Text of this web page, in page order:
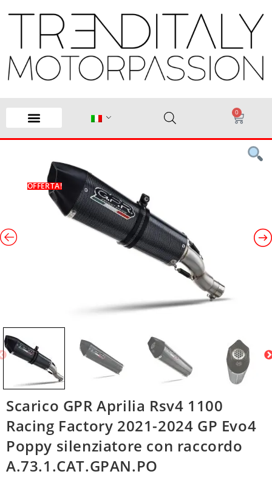
0
OFFERTA!
Scarico GPR Aprilia Rsv4 1100
Racing Factory 2021-2024 GP Evo4
Poppy silenziatore con raccordo
A.73.1.CAT.GPAN.PO